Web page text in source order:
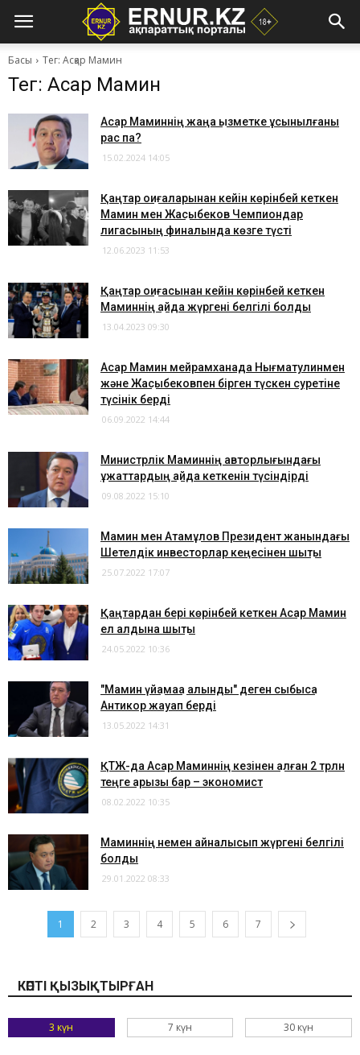
Басы Тег: Асқар Мамин
Тег: Асқар Мамин
Асқар Маминнің жаңа қызметке ұсынылғаны
рас па?
15.02.2024 14:05
Қаңтар оқиғаларынан кейін көрінбей кеткен
Мамин мен Жақсыбеков Чемпиондар
лигасының финалында көзге түсті
12.06.2023 11:53
Қаңтар оқиғасынан кейін көрінбей кеткен
Маминнің қайда жүргені белгілі болды
13.04.2023 09:30
Асқар Мамин мейрамханада Нығматулинмен
және Жақсыбековпен бірген түскен суретіне
түсінік берді
06.09.2022 14:44
Министрлік Маминнің авторлығындағы
құжаттардың қайда кеткенін түсіндірді
09.08.2022 15:10
Мамин мен Атамқұлов Президент жанындағы
Шетелдік инвесторлар кеңесінен шықты
25.07.2022 17:07
Қаңтардан бері көрінбей кеткен Асқар Мамин
ел алдына шықты
24.05.2022 10:36
"Мамин үйқамаққа алынды" деген сыбысқа
Антикор жауап берді
13.05.2022 14:31
ҚТЖ-да Асқар Маминнің кезінен қалған 2 трлн
теңге қарызы бар – экономист
08.02.2022 10:35
Маминнің немен айналысып жүргені белгілі
болды
29.01.2022 08:33
1 2 3 4 5 6 7
КӨПТІ ҚЫЗЫҚТЫРҒАН
3 күн 7 күн 30 күн